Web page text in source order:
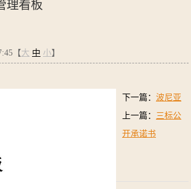
理看板
【大 中 小】
下一篇： 波尼亚
开启集团化发展
新征程！
上一篇： 三标公
开承诺书